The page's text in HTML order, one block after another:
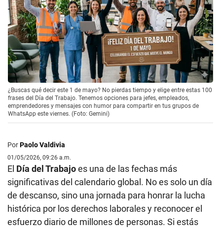
¿Buscas qué decir este 1 de mayo? No pierdas tiempo y elige entre estas 100
frases del Día del Trabajo. Tenemos opciones para jefes, empleados,
emprendedores y mensajes con humor para compartir en tus grupos de
WhatsApp este viernes. (Foto: Gemini)
PorPaolo Valdivia
01/05/2026, 09:26 a.m.
El Día del Trabajoes una de las fechas más
significativas del calendario global. No es solo un día
de descanso, sino una jornada para honrar la lucha
histórica por los derechos laborales y reconocer el
esfuerzo diario de millones de personas. Si estás